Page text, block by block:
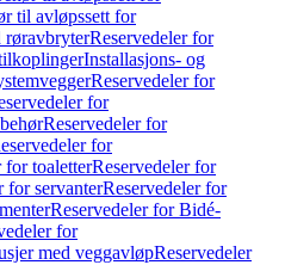
til avløpssett for
røravbryterReservedeler for
Installasjons- og
Reservedeler for
for
Reservedeler for
for
for toaletterReservedeler for
for servanterReservedeler for
Reservedeler for Bidé-
for
med veggavløpReservedeler